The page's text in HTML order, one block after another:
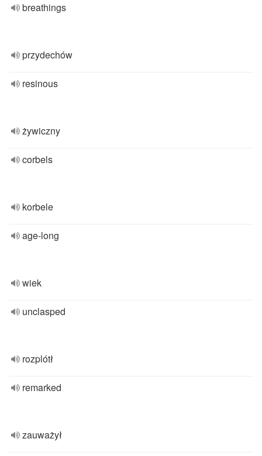
breathings
przydechów
resinous
żywiczny
corbels
korbele
age-long
wiek
unclasped
rozplótł
remarked
zauważył